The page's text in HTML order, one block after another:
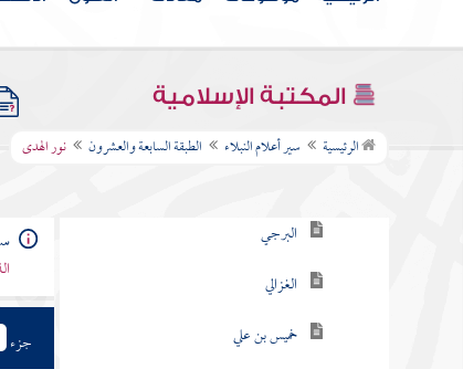
المكتبة الإسلامية
الرئيسية سير أعلام النبلاء الطبقة السابعة والعشرون نور الهدى
الطبقة الخامسة والعشرون
الطبقة السادسة والعشرون
الطبقة السابعة والعشرون
البرجي
الغزالي
خميس بن علي
جزء